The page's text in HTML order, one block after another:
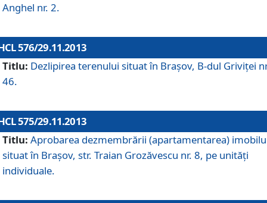
Anghel nr. 2.
576/29.11.2013
Titlu: Dezlipirea terenului situat în Braşov, B-dul Griviţei
46.
575/29.11.2013
Titlu: Aprobarea dezmembrării (apartamentarea)
situat în Braşov, str. Traian Grozăvescu nr. 8, pe unităţi
individuale.